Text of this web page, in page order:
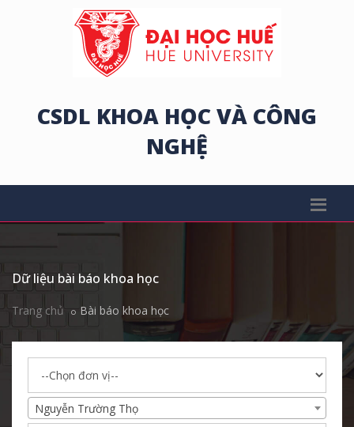
CSDL KHOA HỌC VÀ CÔNG
NGHỆ
Dữ liệu bài báo khoa học
Trang chủ Bài báo khoa học
Nguyễn Trường Thọ